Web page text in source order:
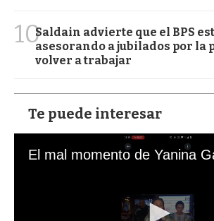
10Saldain advierte que el BPS
asesorando a jubilados por la
volver a trabajar
Te puede interesar